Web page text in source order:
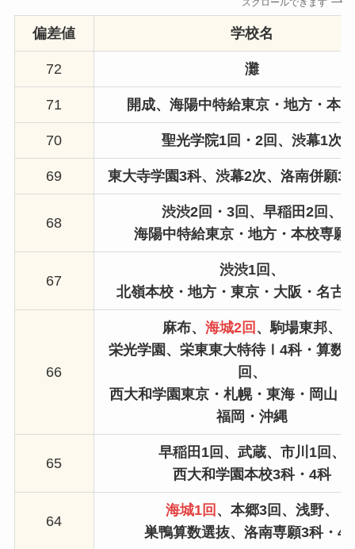
偏差値 学校名
72 灘
71 開成、海陽中特給東京・地方・本校
70 聖光学院1回・2回、 渋幕1次
69 東大寺学園3科、渋幕2次、洛南併願3
68
渋渋2回・3回、早稲田2回、
海陽中特給東京・地方・本校専願
67
渋渋1回、
北嶺本校・地方・東京・大阪・名古
66
麻布、 海城2回 、駒場東邦、
栄光学園、栄東東大特待Ⅰ4科・算数
回、
西大和学園東京・札幌・東海・岡山
福岡・沖縄
65
早稲田1回、 武蔵、 市川1回 、
西大和学園本校3科・4科
64
海城1回 、本郷3回、 浅野、
巣鴨算数選抜、洛南専願3科・4